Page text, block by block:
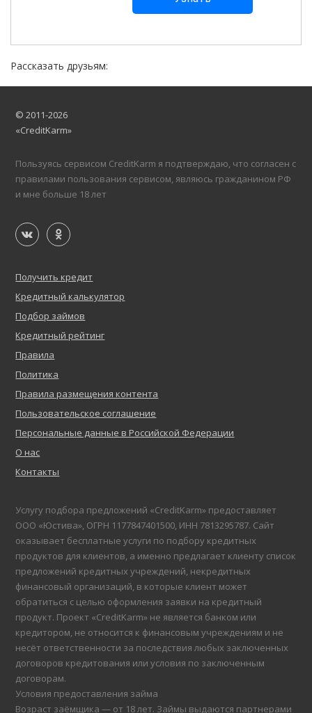
Рассказать друзьям:
© 2011-2026
«CreditKarm»
Пользуясь сервисом CreditKarm я подтверждаю, что согласен с
правилами пользования сервисом, являюсь гражданином РФ
и мне больше 18 лет
Получить кредит
Кредитный калькулятор
Подбор займов
Кредитный рейтинг
Правила
Политика
Правила размещения контента
Пользовательское соглашение
Персональные данные в Российской Федерации
О нас
Контакты
Услугу подбора предложений «CreditKarm» предоставляет
ООО «Юстива», ОГРН 1177847401500, ИНН 7813295787. Сайт
оказывает бесплатные услуги по подбору кредитных
продуктов для клиентов, а именно предлагает клиенту список
предложений кредитных учреждений, некредитных
финансовый организаций, в которые клиент может
обратиться с целью оформления заявки на кредитный
продукт. Проект «CreditKarm» не является банком или
кредитором, не относится к финансовым учреждениям и не
несёт ответственности за последствия любых заключенных
договоров кредитования или условия по заключенным
договорам.
Условия предоставления займа
Возраст заёмщика — от 18 лет. Займы выдаются партнерами